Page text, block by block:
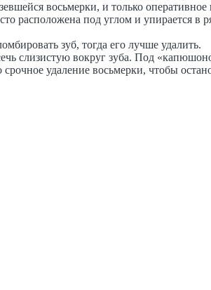
восьмерки, и только
расположена под углом и упирается
зуб, тогда его лучше удалить.
слизистую вокруг зуба. Под
удаление восьмерки, чтобы